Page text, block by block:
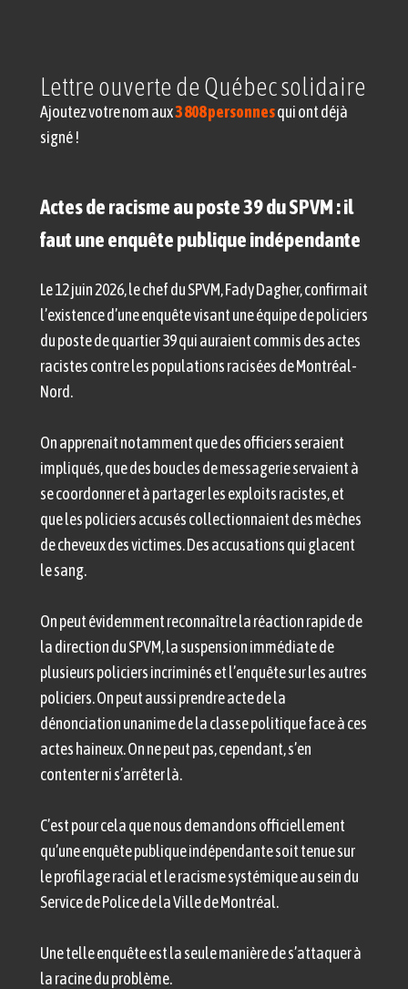
Lettre ouverte de Québec solidaire
Ajoutez votre nom aux3 808 personnesqui ont déjà
signé !
Actes de racisme au poste 39 du SPVM : il
faut une enquête publique indépendante
Le 12 juin 2026, le chef du SPVM, Fady Dagher, confirmait
l’existence d’une enquête visant une équipe de policiers
du poste de quartier 39 qui auraient commis des actes
racistes contre les populations racisées de Montréal-
Nord.
On apprenait notamment que des officiers seraient
impliqués, que des boucles de messagerie servaient à
se coordonner et à partager les exploits racistes, et
que les policiers accusés collectionnaient des mèches
de cheveux des victimes. Des accusations qui glacent
le sang.
On peut évidemment reconnaître la réaction rapide de
la direction du SPVM, la suspension immédiate de
plusieurs policiers incriminés et l’enquête sur les autres
policiers. On peut aussi prendre acte de la
dénonciation unanime de la classe politique face à ces
actes haineux. On ne peut pas, cependant, s’en
contenter ni s’arrêter là.
C’est pour cela que nous demandons officiellement
qu’une enquête publique indépendante soit tenue sur
le profilage racial et le racisme systémique au sein du
Service de Police de la Ville de Montréal.
Une telle enquête est la seule manière de s’attaquer à
la racine du problème.